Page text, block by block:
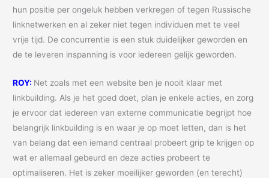
hun positie per ongeluk hebben verkregen of tegen Russische
linknetwerken en al zeker niet tegen individuen met te veel
vrije tijd. De concurrentie is een stuk duidelijker geworden en
de te leveren inspanning is voor iedereen gelijk geworden.
ROY: Net zoals met een website ben je nooit klaar met
linkbuilding. Als je het goed doet, plan je enkele acties, en zorg
je ervoor dat iedereen van externe communicatie begrijpt hoe
belangrijk linkbuilding is en waar je op moet letten, dan is het
van belang dat een iemand centraal probeert grip te krijgen op
wat er allemaal gebeurd en deze acties probeert te
optimaliseren. Het is zeker moeilijker geworden (en terecht)